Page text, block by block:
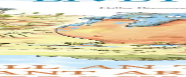
bleu
a faim que l’on parvient toujours à ses fins… Telle